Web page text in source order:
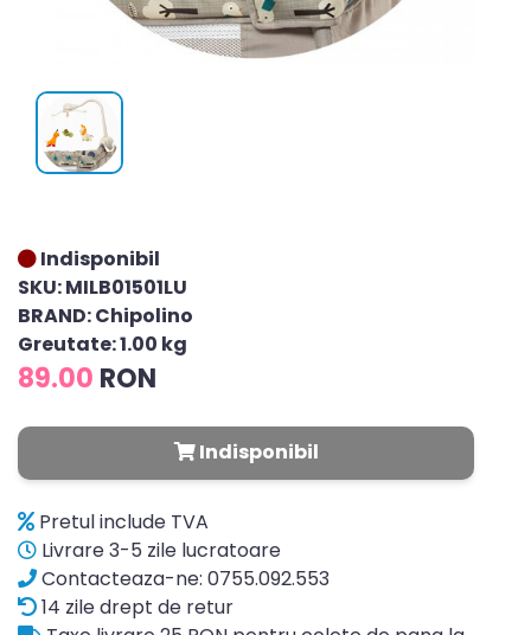
Indisponibil
SKU: MILB01501LU
BRAND: Chipolino
Greutate: 1.00 kg
89.00 RON
Indisponibil
Pretul include TVA
Livrare 3-5 zile lucratoare
Contacteaza-ne: 0755.092.553
14 zile drept de retur